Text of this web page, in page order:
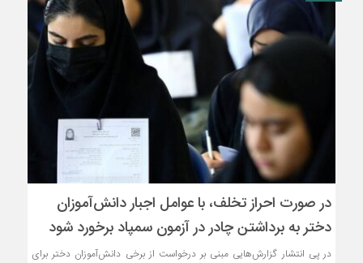
در صورت احراز تخلف، با عوامل اجبار دانش‌آموزان
دختر به برداشتن چادر در آزمون سمپاد برخورد شود
در پی انتشار گزارش‌هایی مبنی بر درخواست از برخی دانش‌آموزان دختر برای